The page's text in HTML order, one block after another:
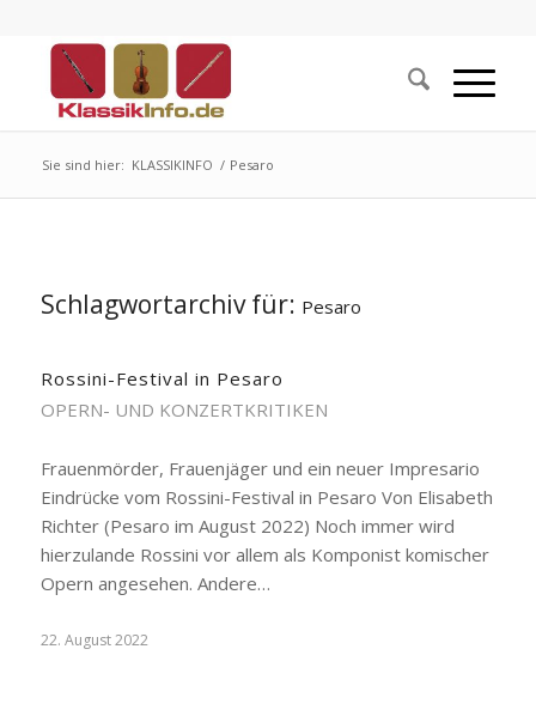
Sie sind hier: KLASSIKINFO / Pesaro
Schlagwortarchiv für: Pesaro
Rossini-Festival in Pesaro
OPERN- UND KONZERTKRITIKEN
Frauenmörder, Frauenjäger und ein neuer Impresario
Eindrücke vom Rossini-Festival in Pesaro Von Elisabeth
Richter (Pesaro im August 2022) Noch immer wird
hierzulande Rossini vor allem als Komponist komischer
Opern angesehen. Andere…
22. August 2022